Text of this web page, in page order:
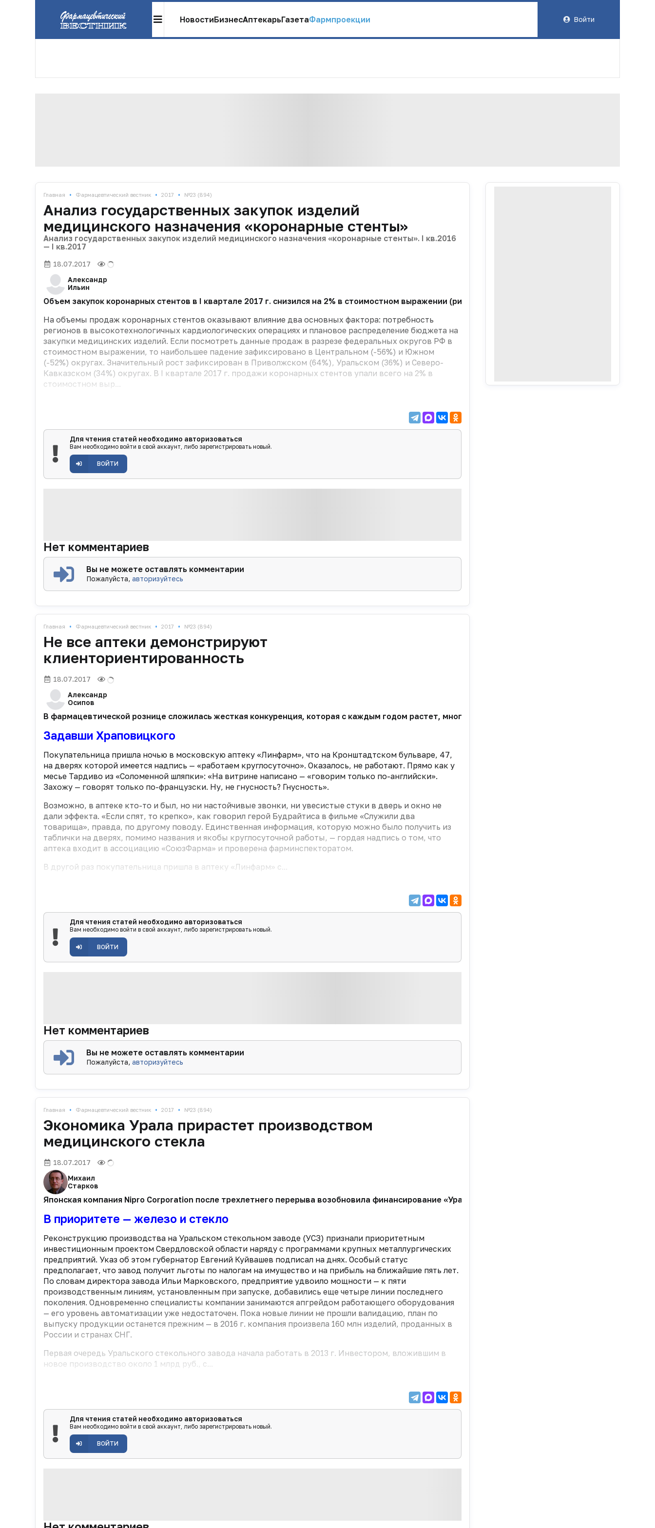
НовостиБизнесАптекарьГазетаФармпроекции Войти
Главная • Фармацевтический вестник • 2017 • №23 (894)
Анализ государственных закупок изделий
медицинского назначения «коронарные стенты»
Анализ государственных закупок изделий медицинского назначения «коронарные стенты». I кв.2016
— I кв.2017
18.07.2017
Александр
Ильин
Объем закупок коронарных стентов в I квартале 2017 г. снизился на 2% в стоимостном выражении (рис. 1), абсолютное падение затрат
На объемы продаж коронарных стентов оказывают влияние два основных фактора: потребность
регионов в высокотехнологичных кардиологических операциях и плановое распределение бюджета на
закупки медицинских изделий. Если посмотреть данные продаж в разрезе федеральных округов РФ в
стоимостном выражении, то наибольшее падение зафиксировано в Центральном (-56%) и Южном
(-52%) округах. Значительный рост зафиксирован в Приволжском (64%), Уральском (36%) и Северо-
Кавказском (34%) округах. В I квартале 2017 г. продажи коронарных стентов упали всего на 2% в
стоимостном выр...
Для чтения статей необходимо авторизоваться
Вам необходимо войти в свой аккаунт, либо зарегистрировать новый.
ВОЙТИ
Нет комментариев
Вы не можете оставлять комментарии
Пожалуйста,авторизуйтесь
Главная • Фармацевтический вестник • 2017 • №23 (894)
Не все аптеки демонстрируют
клиенториентированность
18.07.2017
Александр
Осипов
В фармацевтической рознице сложилась жесткая конкуренция, которая с каждым годом растет, многие аптечные точки работают на грани
Задавши Храповицкого
Покупательница пришла ночью в московскую аптеку «Линфарм», что на Кронштадтском бульваре, 47,
на дверях которой имеется надпись — «работаем круглосуточно». Оказалось, не работают. Прямо как у
месье Тардиво из «Соломенной шляпки»: «На витрине написано — «говорим только по-английски».
Захожу — говорят только по-французски. Ну, не гнусность? Гнусность».
Возможно, в аптеке кто-то и был, но ни настойчивые звонки, ни увесистые стуки в дверь и окно не
дали эффекта. «Если спят, то крепко», как говорил герой Будрайтиса в фильме «Служили два
товарища», правда, по другому поводу. Единственная информация, которую можно было получить из
таблички на дверях, помимо названия и якобы круглосуточной работы, — гордая надпись о том, что
аптека входит в ассоциацию «СоюзФарма» и проверена фарминспекторатом.
В другой раз покупательница пришла в аптеку «Линфарм» с...
Для чтения статей необходимо авторизоваться
Вам необходимо войти в свой аккаунт, либо зарегистрировать новый.
ВОЙТИ
Нет комментариев
Вы не можете оставлять комментарии
Пожалуйста,авторизуйтесь
Главная • Фармацевтический вестник • 2017 • №23 (894)
Экономика Урала прирастет производством
медицинского стекла
18.07.2017
Михаил
Старков
Японская компания Nipro Corporation после трехлетнего перерыва возобновила финансирование «Уральского стекольного завода»
В приоритете — железо и стекло
Реконструкцию производства на Уральском стекольном заводе (УСЗ) признали приоритетным
инвестиционным проектом Свердловской области наряду с программами крупных металлургических
предприятий. Указ об этом губернатор Евгений Куйвашев подписал на днях. Особый статус
предполагает, что завод получит льготы по налогам на имущество и на прибыль на ближайшие пять лет.
По словам директора завода Ильи Марковского, предприятие удвоило мощности — к пяти
производственным линиям, установленным при запуске, добавились еще четыре линии последнего
поколения. Одновременно специалисты компании занимаются апгрейдом работающего оборудования
— его уровень автоматизации уже недостаточен. Пока новые линии не прошли валидацию, план по
выпуску продукции останется прежним — в 2016 г. компания произвела 160 млн изделий, проданных в
России и странах СНГ.
Первая очередь Уральского стекольного завода начала работать в 2013 г. Инвестором, вложившим в
новое производство около 1 млрд руб., с...
Для чтения статей необходимо авторизоваться
Вам необходимо войти в свой аккаунт, либо зарегистрировать новый.
ВОЙТИ